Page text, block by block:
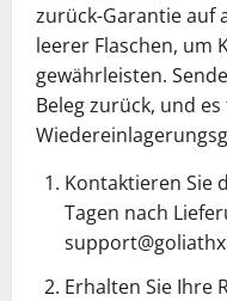
zurück-Garantie auf
leerer Flaschen, um
gewährleisten.
Beleg zurück, und
Kontaktieren Sie
Tagen nach
Erhalten Sie Ihre